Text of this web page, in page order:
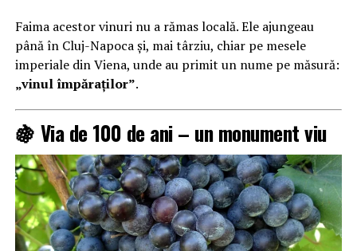
Faima acestor vinuri nu a rămas locală. Ele ajungeau
până în Cluj-Napocași, mai târziu, chiar pe mesele
imperiale dinViena, unde au primit un nume pe măsură:
„vinul împăraților”.
🍇 Via de 100 de ani – un monument viu